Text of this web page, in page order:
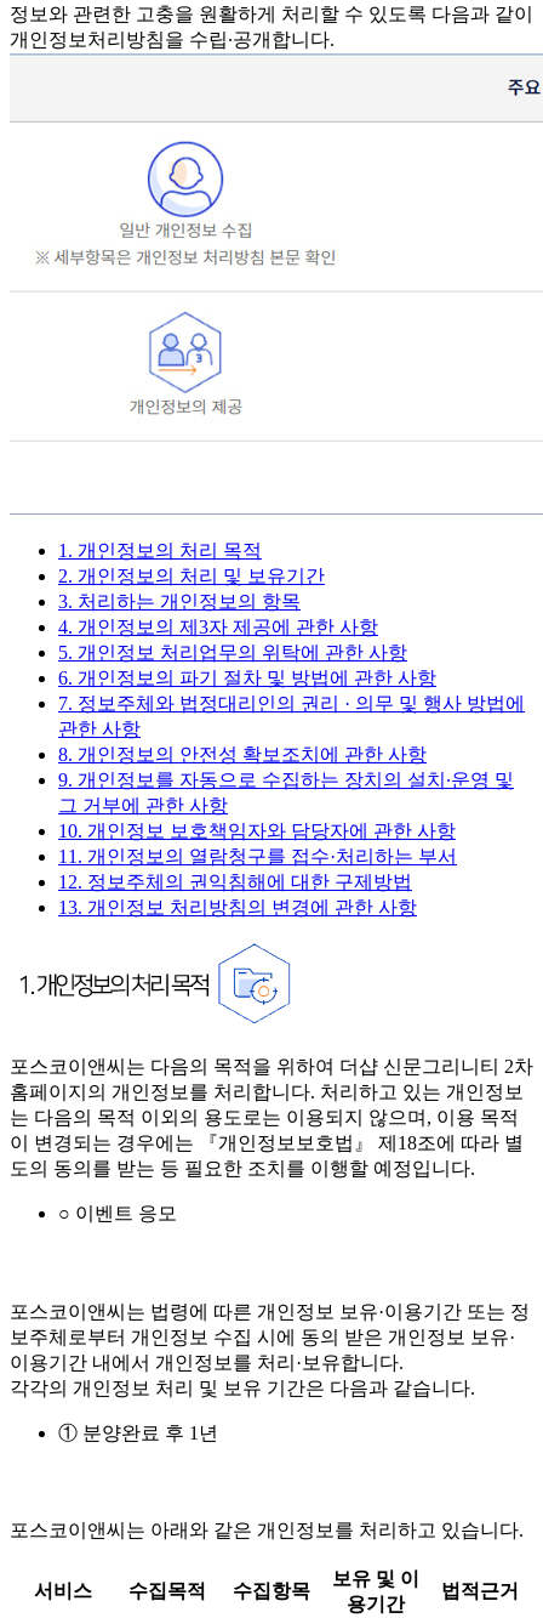
정보와 관련한 고충을 원활하게 처리할 수 있도록 다음과 같이
개인정보처리방침을 수립∙공개합니다.
1. 개인정보의 처리 목적
2. 개인정보의 처리 및 보유기간
3. 처리하는 개인정보의 항목
4. 개인정보의 제3자 제공에 관한 사항
5. 개인정보 처리업무의 위탁에 관한 사항
6. 개인정보의 파기 절차 및 방법에 관한 사항
7. 정보주체와 법정대리인의 권리 · 의무 및 행사 방법에
관한 사항
8. 개인정보의 안전성 확보조치에 관한 사항
9. 개인정보를 자동으로 수집하는 장치의 설치∙운영 및
그 거부에 관한 사항
10. 개인정보 보호책임자와 담당자에 관한 사항
11. 개인정보의 열람청구를 접수·처리하는 부서
12. 정보주체의 권익침해에 대한 구제방법
13. 개인정보 처리방침의 변경에 관한 사항
포스코이앤씨는 다음의 목적을 위하여 더샵 신문그리니티 2차
홈페이지의 개인정보를 처리합니다. 처리하고 있는 개인정보
는 다음의 목적 이외의 용도로는 이용되지 않으며, 이용 목적
이 변경되는 경우에는 『개인정보보호법』 제18조에 따라 별
도의 동의를 받는 등 필요한 조치를 이행할 예정입니다.
○ 이벤트 응모
포스코이앤씨는 법령에 따른 개인정보 보유·이용기간 또는 정
보주체로부터 개인정보 수집 시에 동의 받은 개인정보 보유·
이용기간 내에서 개인정보를 처리·보유합니다.
각각의 개인정보 처리 및 보유 기간은 다음과 같습니다.
① 분양완료 후 1년
포스코이앤씨는 아래와 같은 개인정보를 처리하고 있습니다.
서비스 수집목적 수집항목
보유 및 이
용기간
법적근거